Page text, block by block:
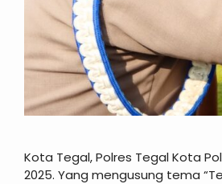
Kota Tegal, Polres Tegal Kota
2025. Yang mengusung tema